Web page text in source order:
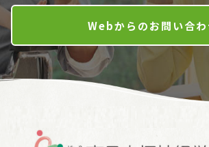
Webからのお問い合わ